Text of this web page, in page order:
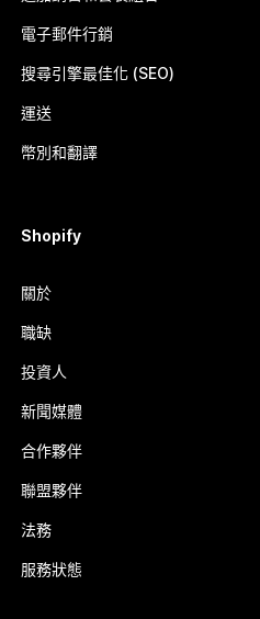
電子郵件行銷
搜尋引擎最佳化 (SEO)
運送
幣別和翻譯
Shopify
關於
職缺
投資人
新聞媒體
合作夥伴
聯盟夥伴
法務
服務狀態